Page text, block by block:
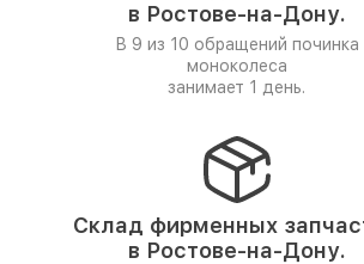
в Ростове-на-Дону.
В 9 из 10 обращений починка
моноколеса
занимает 1 день.
Склад фирменных
в Ростове-на-Дону.